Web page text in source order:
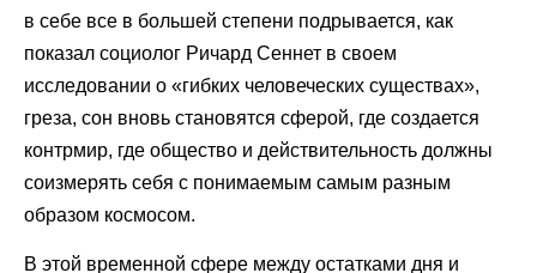
в себе все в большей степени подрывается, как
показал социолог Ричард Сеннет в своем
исследовании о «гибких человеческих существах»,
греза, сон вновь становятся сферой, где создается
контрмир, где общество и действительность должны
соизмерять себя с понимаемым самым разным
образом космосом.
В этой временной сфере между остатками дня и